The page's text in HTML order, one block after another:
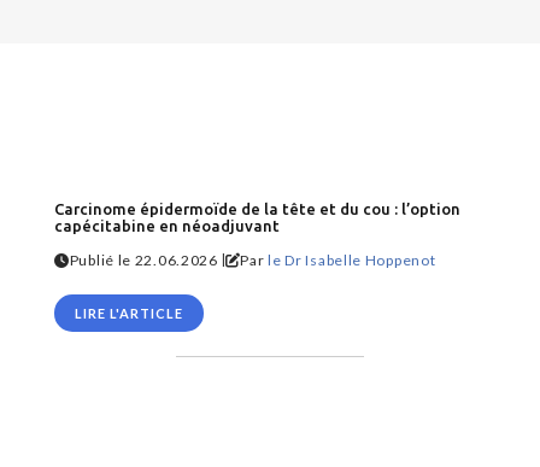
Carcinome épidermoïde de la tête et du cou : l’option
capécitabine en néoadjuvant
Publié le 22.06.2026 | Parle Dr Isabelle Hoppenot
LIRE L'ARTICLE